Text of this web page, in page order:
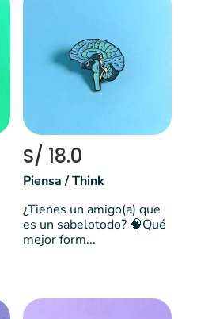
S/ 18.0
Piensa / Think
¿Tienes un amigo(a) que
es un sabelotodo? 🧠Qué
mejor form...